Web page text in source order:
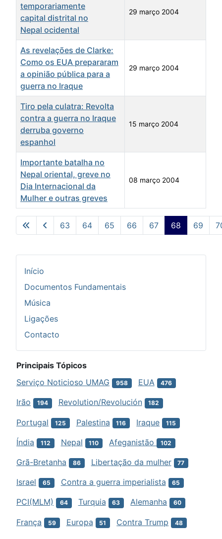
Artigos
temporariamente
capital distrital no
Nepal ocidental
29 março 2004
As revelações de Clarke:
Como os EUA prepararam
a opinião pública para a
guerra no Iraque
29 março 2004
Tiro pela culatra: Revolta
contra a guerra no Iraque
derruba governo
espanhol
15 março 2004
Importante batalha no
Nepal oriental, greve no
Dia Internacional da
Mulher e outras greves
08 março 2004
Pág. 68 de 73
63 64 65 66 67 68 69
Início
Documentos Fundamentais
Música
Ligações
Contacto
Principais Tópicos
Serviço Noticioso UMAG
958 EUA 476
Irão 194 Revolution/Revolución 182
Portugal 125 Palestina 116 Iraque 115
Índia 112 Nepal 110 Afeganistão 102
Grã-Bretanha 86 Libertação da mulher 77
Israel 65 Contra a guerra imperialista 65
PCI(MLM) 64 Turquia 63 Alemanha 60
França 59 Europa 51 Contra Trump 48